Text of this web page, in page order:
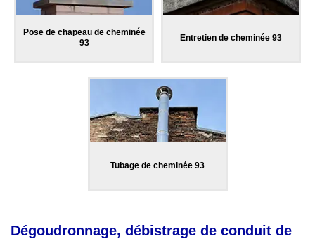
Pose de chapeau de cheminée
93
Entretien de cheminée 93
Tubage de cheminée 93
Dégoudronnage, débistrage de conduit de